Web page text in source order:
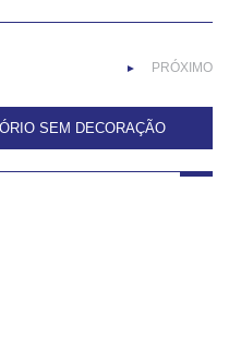
► PRÓXIMO
SEM DECORAÇÃO